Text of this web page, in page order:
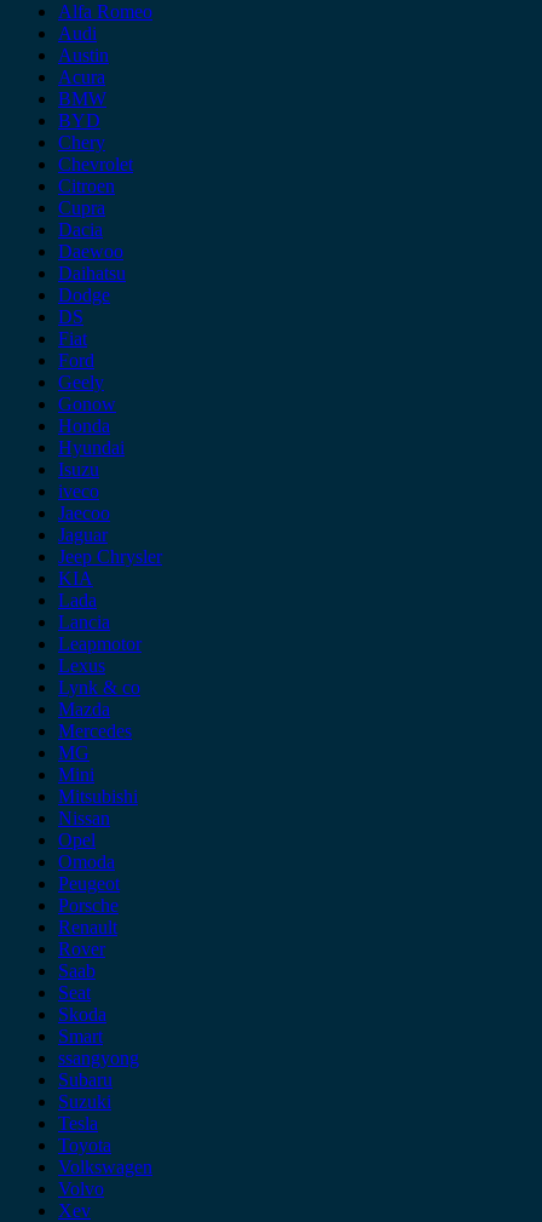
Alfa Romeo
Audi
Austin
Acura
BMW
BYD
Chery
Chevrolet
Citroen
Cupra
Dacia
Daewoo
Daihatsu
Dodge
DS
Fiat
Ford
Geely
Gonow
Honda
Hyundai
Isuzu
iveco
Jaecoo
Jaguar
Jeep Chrysler
KIA
Lada
Lancia
Leapmotor
Lexus
Lynk & co
Mazda
Mercedes
MG
Mini
Mitsubishi
Nissan
Opel
Omoda
Peugeot
Porsche
Renault
Rover
Saab
Seat
Skoda
Smart
ssangyong
Subaru
Suzuki
Tesla
Toyota
Volkswagen
Volvo
Xev